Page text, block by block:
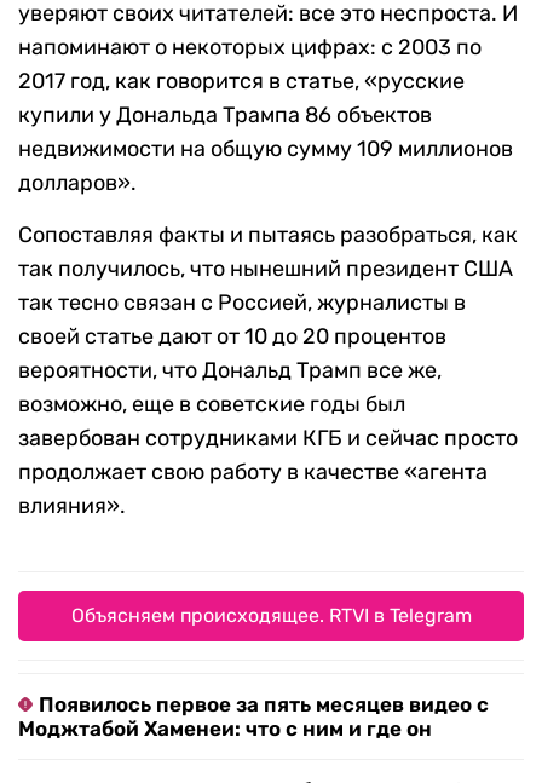
уверяют своих читателей: все это неспроста. И
напоминают о некоторых цифрах: с 2003 по
2017 год, как говорится в статье, «русские
купили у Дональда Трампа 86 объектов
недвижимости на общую сумму 109 миллионов
долларов».
Сопоставляя факты и пытаясь разобраться, как
так получилось, что нынешний президент США
так тесно связан с Россией, журналисты в
своей статье дают от 10 до 20 процентов
вероятности, что Дональд Трамп все же,
возможно, еще в советские годы был
завербован сотрудниками КГБ и сейчас просто
продолжает свою работу в качестве «агента
влияния».
Объясняем происходящее. RTVI в Telegram
Появилось первое за пять месяцев видео с
Моджтабой Хаменеи: что с ним и где он